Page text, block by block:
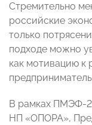
Стремительно
российские
только
подходе можно
как мотивацию к
В рамках ПМЭФ-
НП «ОПОРА»,